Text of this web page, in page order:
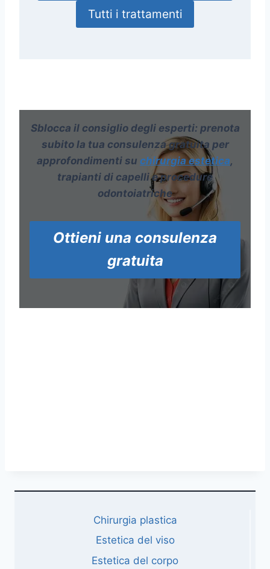
Tutti i trattamenti
Sblocca il consiglio degli esperti: prenota
subito la tua consulenza gratuita per
approfondimenti su chirurgia estetica,
trapianti di capelli e procedure
odontoiatriche
Ottieni una consulenza
gratuita
Chirurgia plastica
Estetica del viso
Estetica del corpo